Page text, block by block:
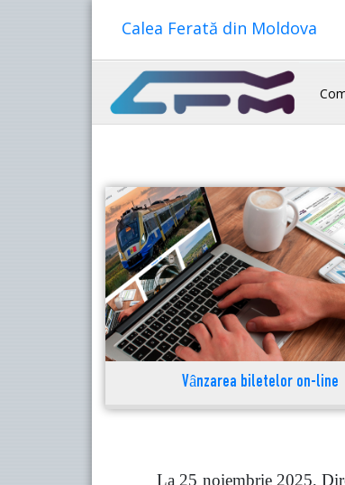
Calea Ferată din Moldova
Vânzarea biletelor on-line
La 25 noiembrie 2025,